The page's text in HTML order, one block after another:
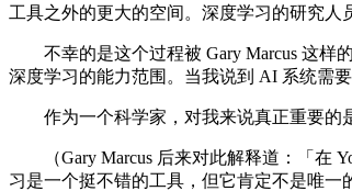
工具之外的更大的空间。深度学习的研究人
不幸的是这个过程被 Gary Marcus 这样
深度学习的能力范围。当我说到 AI 系统需
作为一个科学家，对我来说真正重要的是
（Gary Marcus 后来对此解释道：「在
习是一个挺不错的工具，但它肯定不是唯一